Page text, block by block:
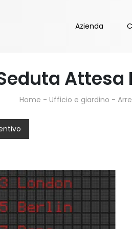
Azienda
Attesa
Home - Ufficio e giardino -